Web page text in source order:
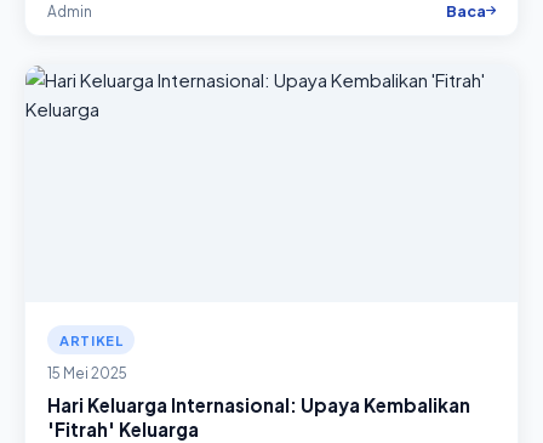
Admin Baca
ARTIKEL
15 Mei 2025
Hari Keluarga Internasional: Upaya Kembalikan
'Fitrah' Keluarga